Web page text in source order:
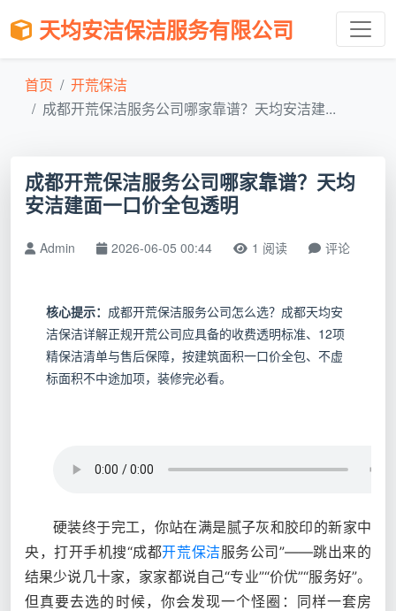
天均安洁保洁服务有限公司
首页
开荒保洁
成都开荒保洁服务公司哪家靠谱？天均安洁建...
成都开荒保洁服务公司哪家靠谱？天均
安洁建面一口价全包透明
Admin 2026-06-05 00:44 1 阅读 评论
核心提示： 成都开荒保洁服务公司怎么选？成都天均安
洁保洁详解正规开荒公司应具备的收费透明标准、12项
精保洁清单与售后保障，按建筑面积一口价全包、不虚
标面积不中途加项，装修完必看。
硬装终于完工，你站在满是腻子灰和胶印的新家中
央，打开手机搜“成都开荒保洁服务公司”——跳出来的
结果少说几十家，家家都说自己“专业”“价优”“服务好”。
但真要去选的时候，你会发现一个怪圈：同样一套房